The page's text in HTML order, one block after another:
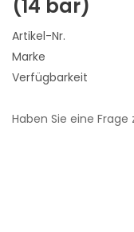
(14 bar)
Artikel-Nr.
Marke
Verfügbarkeit
Haben Sie eine Frage